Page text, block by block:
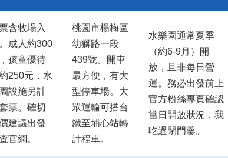
含牧場入
成人約300
孩童優待
250元，水
設施另計
票。確切
建議出發
官網。
桃園市楊梅區
幼獅路一段
439號。開車
最方便，有大
型停車場。大
眾運輸可搭台
鐵至埔心站轉
計程車。
水樂園通常夏季
（約6-9月）開
放，且非每日營
運。務必出發前上
官方粉絲專頁確認
當日開放狀況，我
吃過閉門羹。